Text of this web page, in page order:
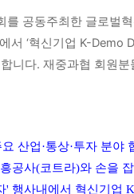
를 공동주최한 글로벌
서 ‘혁신기업 K-Demo
니다. 재중과협 회원
산업·통상·투자 분야
공사(코트라)와 손을
' 행사내에서 혁신기업